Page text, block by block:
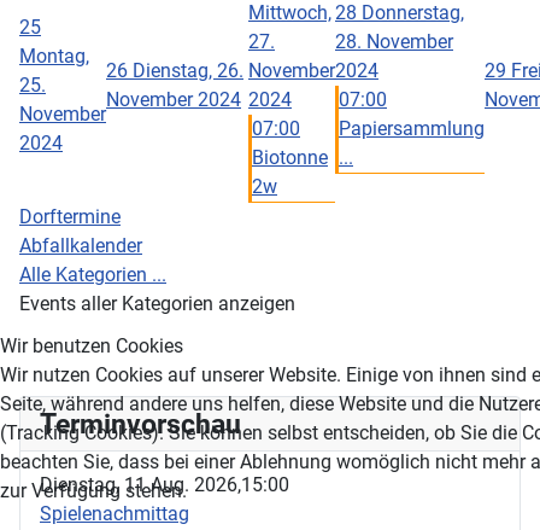
25
Montag,
25.
November
2024
26 Dienstag, 26.
November 2024
Mittwoch,
27.
November
2024
07:00
Biotonne
2w
28 Donnerstag,
28. November
2024
07:00
Papiersammlung
...
29
Dorftermine
Abfallkalender
Alle Kategorien ...
Events aller Kategorien anzeigen
Terminvorschau
Dienstag, 11 Aug. 2026,15:00
Spielenachmittag
Wir benutzen Cookies
Wir nutzen Cookies auf unserer Website. Einige von ihnen sind
Seite, während andere uns helfen, diese Website und die
(Tracking Cookies). Sie können selbst entscheiden, ob Sie die
beachten Sie, dass bei einer Ablehnung womöglich nicht mehr
zur Verfügung stehen.